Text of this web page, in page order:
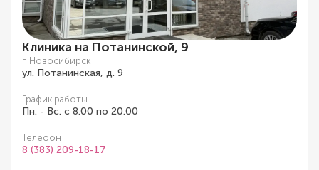
Клиника на Потанинской, 9
г. Новосибирск
ул. Потанинская, д. 9
График работы
Пн. - Вс. с 8.00 по 20.00
Телефон
8 (383) 209-18-17